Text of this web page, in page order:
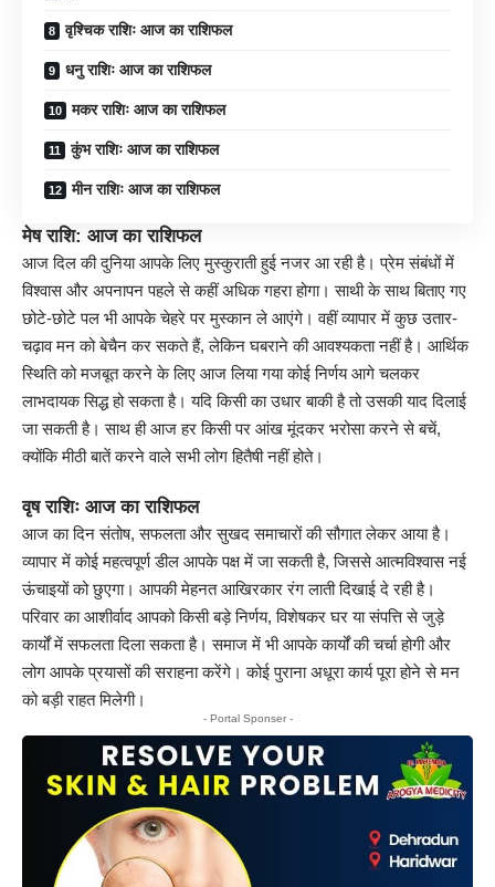
वृश्चिक राशिः आज का राशिफल
धनु राशिः आज का राशिफल
मकर राशिः आज का राशिफल
कुंभ राशिः आज का राशिफल
मीन राशिः आज का राशिफल
मेष राशि: आज का राशिफल
आज दिल की दुनिया आपके लिए मुस्कुराती हुई नजर आ रही है। प्रेम संबंधों में
विश्वास और अपनापन पहले से कहीं अधिक गहरा होगा। साथी के साथ बिताए गए
छोटे-छोटे पल भी आपके चेहरे पर मुस्कान ले आएंगे। वहीं व्यापार में कुछ उतार-
चढ़ाव मन को बेचैन कर सकते हैं, लेकिन घबराने की आवश्यकता नहीं है। आर्थिक
स्थिति को मजबूत करने के लिए आज लिया गया कोई निर्णय आगे चलकर
लाभदायक सिद्ध हो सकता है। यदि किसी का उधार बाकी है तो उसकी याद दिलाई
जा सकती है। साथ ही आज हर किसी पर आंख मूंदकर भरोसा करने से बचें,
क्योंकि मीठी बातें करने वाले सभी लोग हितैषी नहीं होते।
वृष राशिः आज का राशिफल
आज का दिन संतोष, सफलता और सुखद समाचारों की सौगात लेकर आया है।
व्यापार में कोई महत्वपूर्ण डील आपके पक्ष में जा सकती है, जिससे आत्मविश्वास नई
ऊंचाइयों को छुएगा। आपकी मेहनत आखिरकार रंग लाती दिखाई दे रही है।
परिवार का आशीर्वाद आपको किसी बड़े निर्णय, विशेषकर घर या संपत्ति से जुड़े
कार्यों में सफलता दिला सकता है। समाज में भी आपके कार्यों की चर्चा होगी और
लोग आपके प्रयासों की सराहना करेंगे। कोई पुराना अधूरा कार्य पूरा होने से मन
को बड़ी राहत मिलेगी।
- Portal Sponser -